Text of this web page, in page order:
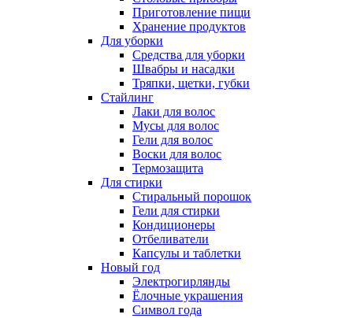
Приготовление пищи
Хранение продуктов
Для уборки
Средства для уборки
Швабры и насадки
Тряпки, щетки, губки
Стайлинг
Лаки для волос
Мусы для волос
Гели для волос
Воски для волос
Термозащита
Для стирки
Стиральный порошок
Гели для стирки
Кондиционеры
Отбеливатели
Капсулы и таблетки
Новый год
Электрогирлянды
Ёлочные украшения
Символ года